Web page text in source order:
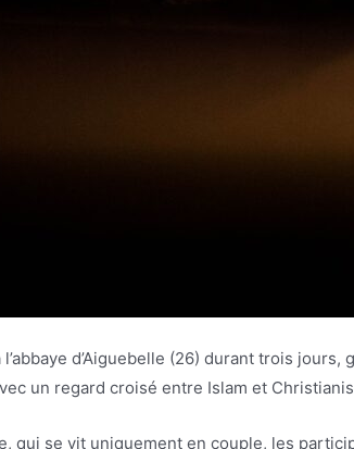
d’Aiguebelle (26) durant trois
un regard croisé entre Islam et
qui se vit uniquement en couple, les